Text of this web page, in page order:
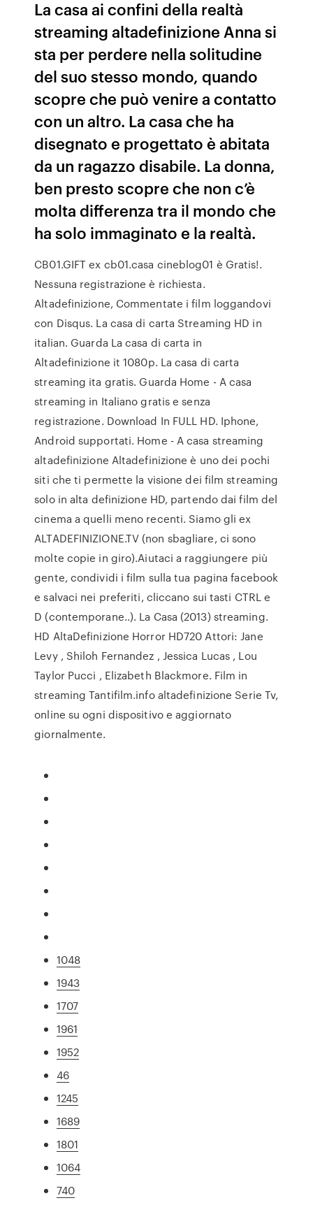
La casa ai confini della realtà
streaming altadefinizione Anna si
sta per perdere nella solitudine
del suo stesso mondo, quando
scopre che può venire a contatto
con un altro. La casa che ha
disegnato e progettato è abitata
da un ragazzo disabile. La donna,
ben presto scopre che non c’è
molta differenza tra il mondo che
ha solo immaginato e la realtà.
CB01.GIFT ex cb01.casa cineblog01 è Gratis!.
Nessuna registrazione è richiesta.
Altadefinizione, Commentate i film loggandovi
con Disqus. La casa di carta Streaming HD in
italian. Guarda La casa di carta in
Altadefinizione it 1080p. La casa di carta
streaming ita gratis. Guarda Home - A casa
streaming in Italiano gratis e senza
registrazione. Download In FULL HD. Iphone,
Android supportati. Home - A casa streaming
altadefinizione Altadefinizione è uno dei pochi
siti che ti permette la visione dei film streaming
solo in alta definizione HD, partendo dai film del
cinema a quelli meno recenti. Siamo gli ex
ALTADEFINIZIONE.TV (non sbagliare, ci sono
molte copie in giro).Aiutaci a raggiungere più
gente, condividi i film sulla tua pagina facebook
e salvaci nei preferiti, cliccano sui tasti CTRL e
D (contemporane..). La Casa (2013) streaming.
HD AltaDefinizione Horror HD720 Attori: Jane
Levy , Shiloh Fernandez , Jessica Lucas , Lou
Taylor Pucci , Elizabeth Blackmore. Film in
streaming Tantifilm.info altadefinizione Serie Tv,
online su ogni dispositivo e aggiornato
giornalmente.
1048
1943
1707
1961
1952
46
1245
1689
1801
1064
740